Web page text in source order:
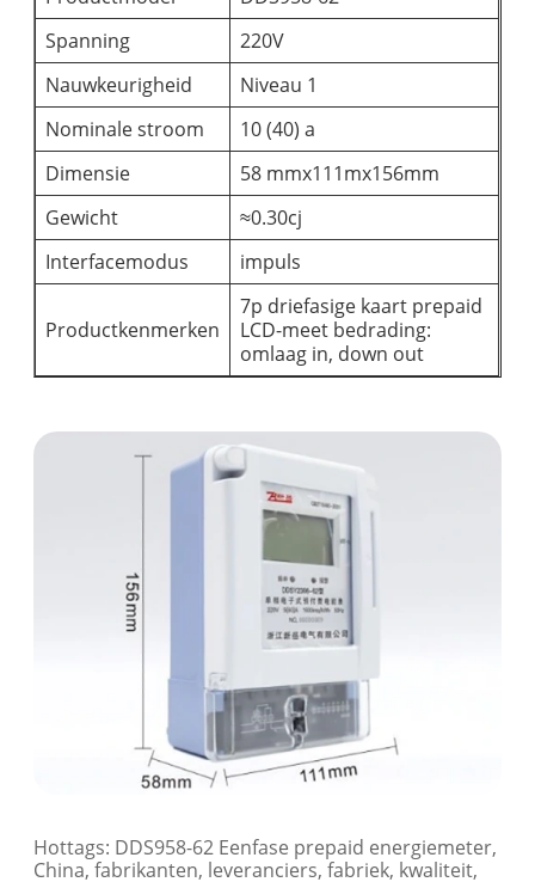
Spanning
220V
Nauwkeurigheid
Niveau 1
Nominale stroom
10 (40) a
Dimensie
58 mmx111mx156mm
Gewicht
≈0.30cj
Interfacemodus
impuls
Productkenmerken
7p driefasige kaart prepaid
LCD-meet bedrading:
omlaag in, down out
Hottags: DDS958-62 Eenfase prepaid energiemeter,
China, fabrikanten, leveranciers, fabriek, kwaliteit,